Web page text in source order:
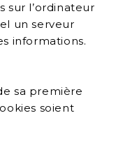
sur l’ordinateur
un serveur
informations.
sa première
soient